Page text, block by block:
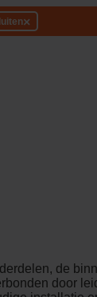
×
de
door